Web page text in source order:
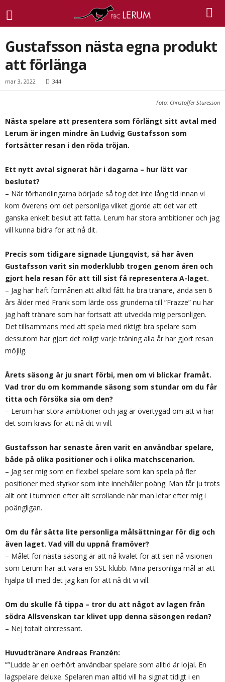
Gustafsson nästa egna produkt
att förlänga
mar 3, 2022 344
Foto: Christoffer Sturesson
Nästa spelare att presentera som förlängt sitt avtal med
Lerum är ingen mindre än Ludvig Gustafsson som
fortsätter resan i den röda tröjan.
Ett nytt avtal signerat här i dagarna – hur lätt var
beslutet?
– När förhandlingarna började så tog det inte lång tid innan vi
kom överens om det personliga vilket gjorde att det var ett
ganska enkelt beslut att fatta. Lerum har stora ambitioner och jag
vill kunna bidra för att nå dit.
Precis som tidigare signade Ljungqvist, så har även
Gustafsson varit sin moderklubb trogen genom åren och
gjort hela resan för att till sist få representera A-laget.
– Jag har haft förmånen att alltid fått ha bra tränare, ända sen 6
års ålder med Frank som lärde oss grunderna till ”Frazze” nu har
jag haft tränare som har fortsatt att utveckla mig personligen.
Det tillsammans med att spela med riktigt bra spelare som
dessutom har gjort det roligt varje träning alla år har gjort resan
möjlig.
Årets säsong är ju snart förbi, men om vi blickar framåt.
Vad tror du om kommande säsong som stundar om du får
titta och försöka sia om den?
– Lerum har stora ambitioner och jag är övertygad om att vi har
det som krävs för att nå dit vi vill.
Gustafsson har senaste åren varit en användbar spelare,
både på olika positioner och i olika matchscenarion.
– Jag ser mig som en flexibel spelare som kan spela på fler
positioner med styrkor som inte innehåller poäng. Man får ju trots
allt ont i tummen efter allt scrollande när man letar efter mig i
poängligan.
Om du får sätta lite personliga målsättningar för dig och
även laget. Vad vill du uppnå framöver?
– Målet för nästa säsong är att nå kvalet för att sen nå visionen
som Lerum har att vara en SSL-klubb. Mina personliga mål är att
hjälpa till med det jag kan för att nå dit vi vill.
Om du skulle få tippa – tror du att något av lagen från
södra Allsvenskan tar klivet upp denna säsongen redan?
– Nej totalt ointressant.
Huvudtränare Andreas Franzén:
””Ludde är en oerhört användbar spelare som alltid är lojal. En
lagspelare deluxe. Spelaren man alltid vill ha signat tidigt i en